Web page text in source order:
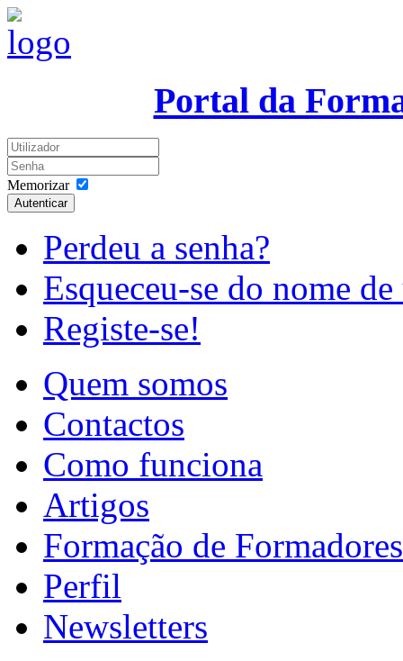
Portal da
Memorizar
Autenticar
Perdeu a senha?
Esqueceu-se do nome
Registe-se!
Quem somos
Contactos
Como funciona
Artigos
Formação de Formadores
Perfil
Newsletters